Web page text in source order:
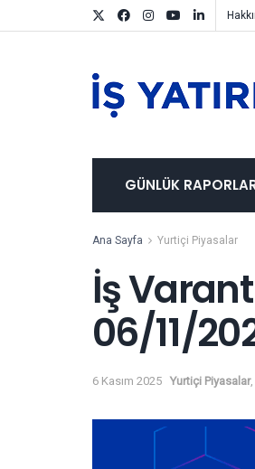
GÜNLÜK
Ana Sayfa Yurtiçi Piyasalar
İş
06/11/
6 Kasım 2025 Yurtiçi Piyasalar,